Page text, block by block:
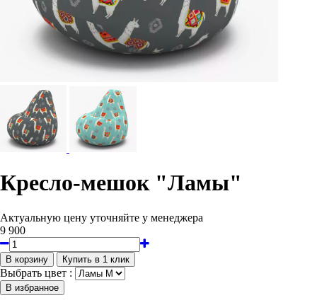
Кресло-мешок "Ламы"
Актуальную цену уточняйте у менеджера
9 900
Выбрать цвет :